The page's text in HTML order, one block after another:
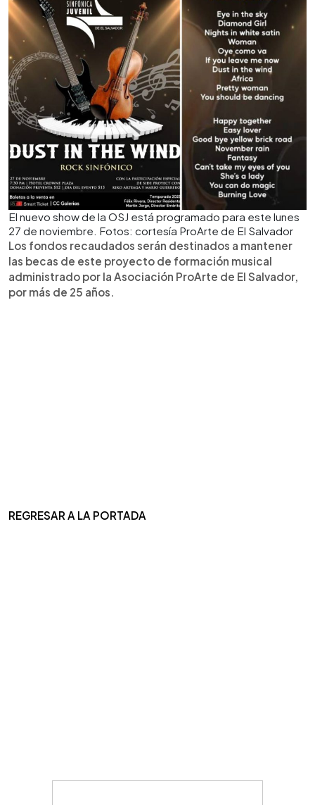
El nuevo show de la OSJ está programado para este lunes
27 de noviembre. Fotos: cortesía ProArte de El Salvador
Los fondos recaudados serán destinados a mantener
las becas de este proyecto de formación musical
administrado por la Asociación ProArte de El Salvador,
por más de 25 años.
REGRESAR A LA PORTADA